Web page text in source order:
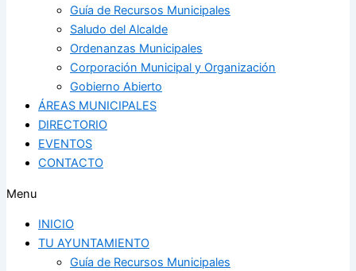
Guía de Recursos Municipales
Saludo del Alcalde
Ordenanzas Municipales
Corporación Municipal y Organización
Gobierno Abierto
ÁREAS MUNICIPALES
DIRECTORIO
EVENTOS
CONTACTO
Menu
INICIO
TU AYUNTAMIENTO
Guía de Recursos Municipales